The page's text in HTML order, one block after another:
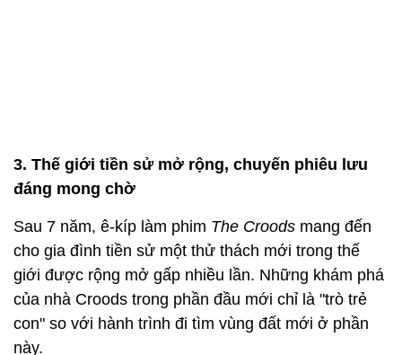
3. Thế giới tiền sử mở rộng, chuyến phiêu lưu
đáng mong chờ
Sau 7 năm, ê-kíp làm phim The Croods mang đến
cho gia đình tiền sử một thử thách mới trong thế
giới được rộng mở gấp nhiều lần. Những khám phá
của nhà Croods trong phần đầu mới chỉ là "trò trẻ
con" so với hành trình đi tìm vùng đất mới ở phần
này.